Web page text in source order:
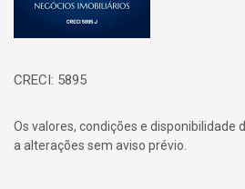
CRECI: 5895
Os valores, condições e disponibilidade
a alterações sem aviso prévio.